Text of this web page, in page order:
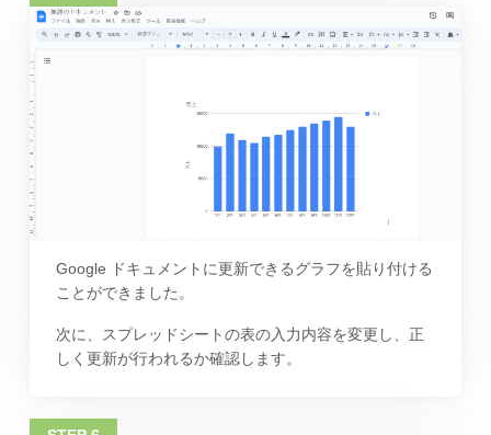
Google ドキュメントに更新できるグラフを貼り付ける
ことができました。
次に、スプレッドシートの表の入力内容を変更し、正
しく更新が行われるか確認します。